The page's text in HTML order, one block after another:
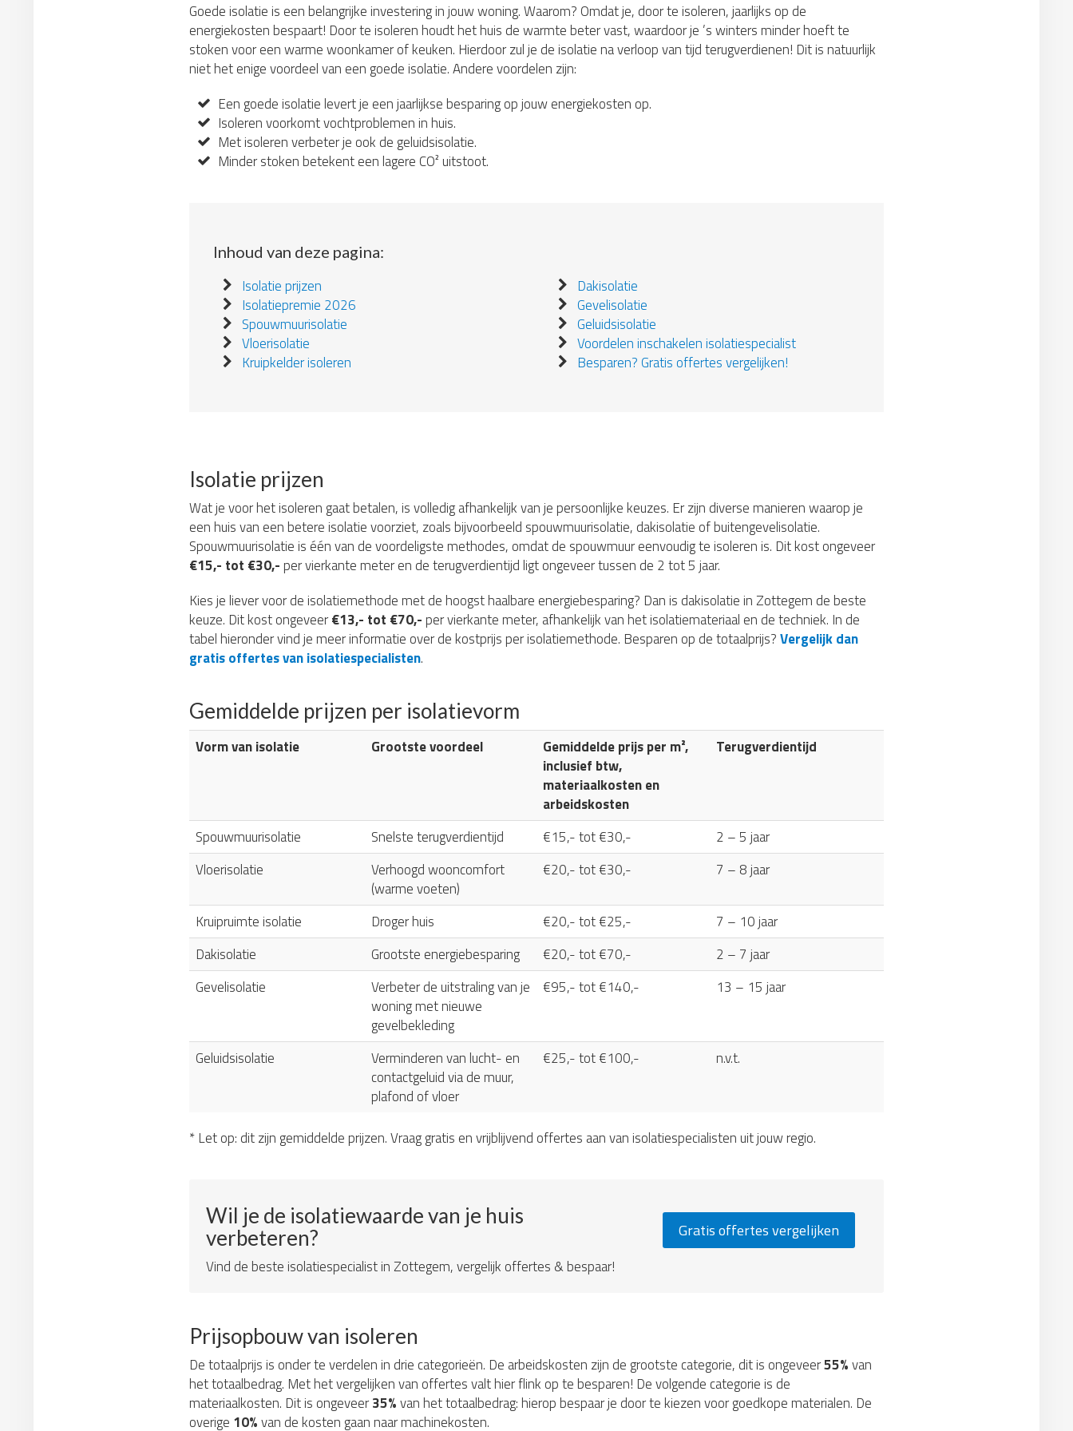
Goede isolatie is een belangrijke investering in jouw woning. Waarom? Omdat je, door te isoleren, jaarlijks op de
energiekosten bespaart! Door te isoleren houdt het huis de warmte beter vast, waardoor je ’s winters minder hoeft te
stoken voor een warme woonkamer of keuken. Hierdoor zul je de isolatie na verloop van tijd terugverdienen! Dit is natuurlijk
niet het enige voordeel van een goede isolatie. Andere voordelen zijn:
Een goede isolatie levert je een jaarlijkse besparing op jouw energiekosten op.
Isoleren voorkomt vochtproblemen in huis.
Met isoleren verbeter je ook de geluidsisolatie.
Minder stoken betekent een lagere CO² uitstoot.
Inhoud van deze pagina:
Isolatie prijzen
Isolatiepremie 2026
Spouwmuurisolatie
Vloerisolatie
Kruipkelder isoleren
Dakisolatie
Gevelisolatie
Geluidsisolatie
Voordelen inschakelen isolatiespecialist
Besparen? Gratis offertes vergelijken!
Isolatie prijzen
Wat je voor het isoleren gaat betalen, is volledig afhankelijk van je persoonlijke keuzes. Er zijn diverse manieren waarop je
een huis van een betere isolatie voorziet, zoals bijvoorbeeld spouwmuurisolatie, dakisolatie of buitengevelisolatie.
Spouwmuurisolatie is één van de voordeligste methodes, omdat de spouwmuur eenvoudig te isoleren is. Dit kost ongeveer
€15,- tot €30,- per vierkante meter en de terugverdientijd ligt ongeveer tussen de 2 tot 5 jaar.
Kies je liever voor de isolatiemethode met de hoogst haalbare energiebesparing? Dan is dakisolatie in Zottegem de beste
keuze. Dit kost ongeveer€13,- tot €70,- per vierkante meter, afhankelijk van het isolatiemateriaal en de techniek. In de
tabel hieronder vind je meer informatie over de kostprijs per isolatiemethode. Besparen op de totaalprijs?Vergelijk dan
gratis offertes van isolatiespecialisten.
Gemiddelde prijzen per isolatievorm
Vorm van isolatie Grootste voordeel
Gemiddelde prijs per m²,
inclusief btw,
materiaalkosten en
arbeidskosten
Terugverdientijd
Spouwmuurisolatie Snelste terugverdientijd €15,- tot €30,-
2 – 5 jaar
Vloerisolatie
Verhoogd wooncomfort
(warme voeten)
€20,- tot €30,- 7 – 8 jaar
Kruipruimte isolatie Droger huis €20,- tot €25,-
7 – 10 jaar
Dakisolatie
Grootste energiebesparing €20,- tot €70,-
2 – 7 jaar
Gevelisolatie
Verbeter de uitstraling van je
woning met nieuwe
gevelbekleding
€95,- tot €140,- 13 – 15 jaar
Geluidsisolatie
Verminderen van lucht- en
contactgeluid via de muur,
plafond of vloer
€25,- tot €100,- n.v.t.
* Let op: dit zijn gemiddelde prijzen. Vraag gratis en vrijblijvend offertes aan van isolatiespecialisten uit jouw regio.
Wil je de isolatiewaarde van je huis
verbeteren?
Vind de beste isolatiespecialist in Zottegem, vergelijk offertes & bespaar!
Gratis offertes vergelijken
Prijsopbouw van isoleren
De totaalprijs is onder te verdelen in drie categorieën. De arbeidskosten zijn de grootste categorie, dit is ongeveer55%van
het totaalbedrag. Met het vergelijken van offertes valt hier flink op te besparen! De volgende categorie is de
materiaalkosten. Dit is ongeveer35%van het totaalbedrag: hierop bespaar je door te kiezen voor goedkope materialen. De
overige 10%van de kosten gaan naar machinekosten.